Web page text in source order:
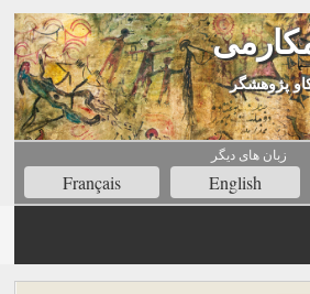
پژوهشگر
زبان های ديگر
Français English